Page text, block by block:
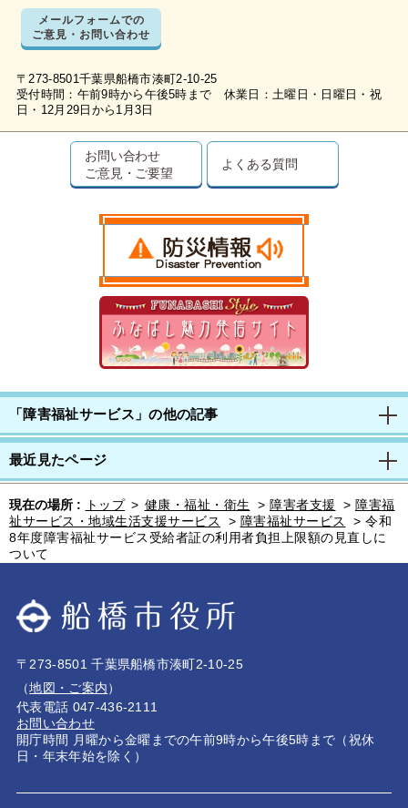
メールフォームでの
ご意見・お問い合わせ
〒273-8501千葉県船橋市湊町2-10-25
受付時間：午前9時から午後5時まで 休業日：土曜日・日曜日・祝
日・12月29日から1月3日
お問い合わせ
ご意見・ご要望
よくある質問
「障害福祉サービス」の他の記事
最近見たページ
現在の場所 : トップ > 健康・福祉・衛生 > 障害者支援 > 障害福
祉サービス・地域生活支援サービス
> 障害福祉サービス > 令和
8年度障害福祉サービス受給者証の利用者負担上限額の見直しに
ついて
〒273-8501 千葉県船橋市湊町2-10-25
（地図・ご案内）
代表電話 047-436-2111
お問い合わせ
開庁時間 月曜から金曜までの午前9時から午後5時まで（祝休
日・年末年始を除く）